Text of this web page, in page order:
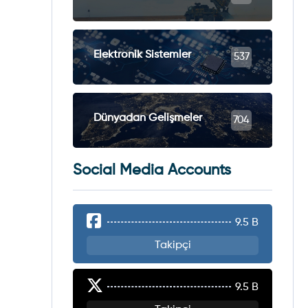
Elektronik Sistemler 537
Dünyadan Gelişmeler 704
Social Media Accounts
9.5 B
Takipçi
9.5 B